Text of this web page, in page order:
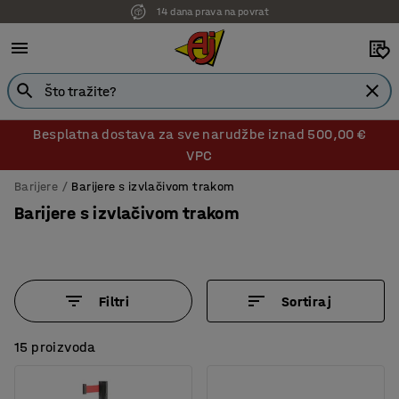
14 dana prava na povrat
Besplatna dostava za sve narudžbe iznad 500,00 €
VPC
Barijere Barijere s izvlačivom trakom
Barijere s izvlačivom trakom
Filtri Sortiraj
15 proizvoda